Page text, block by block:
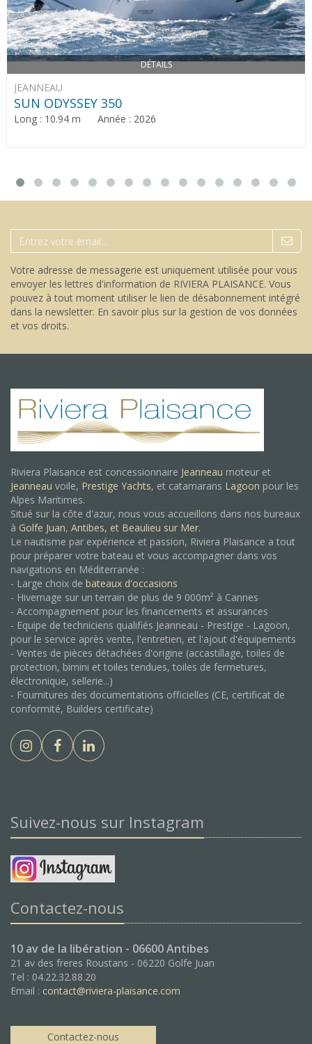
DÉTAILS
JEANNEAU
SUN ODYSSEY 350
Long : 10.94 m Année : 2026
Votre adresse de messagerie est uniquement utilisée pour vous
envoyer les lettres d'information de RIVIERA PLAISANCE. Vous
pouvez à tout moment utiliser le lien de désabonnement intégré
dans la newsletter. En savoir plus sur la gestion de vos données
et vos droits.
Riviera Plaisance est concessionnaire Jeanneau moteur et
Jeanneau voile, Prestige Yachts, et catamarans Lagoon pour les
Alpes Maritimes.
Situé sur la côte d'azur, nous vous accueillons dans nos bureaux
à Golfe Juan, Antibes, et Beaulieu sur Mer.
Le nautisme par expérience et passion, Riviera Plaisance a tout
pour préparer votre bateau et vous accompagner dans vos
navigations en Méditerranée :
- Large choix de bateaux d'occasions
- Hivernage sur un terrain de plus de 9 000m² à Cannes
- Accompagnement pour les financements et assurances
- Equipe de techniciens qualifiés Jeanneau - Prestige - Lagoon,
pour le service après vente, l'entretien, et l'ajout d'équipements
- Ventes de pièces détachées d'origine (accastillage, toiles de
protection, bimini et toiles tendues, toiles de fermetures,
électronique, sellerie...)
- Fournitures des documentations officielles (CE, certificat de
conformité, Builders certificate)
Suivez-nous sur Instagram
Contactez-nous
10 av de la libération - 06600 Antibes
21 av des freres Roustans - 06220 Golfe Juan
Tel : 04.22.32.88.20
Email : contact@riviera-plaisance.com
Contactez-nous